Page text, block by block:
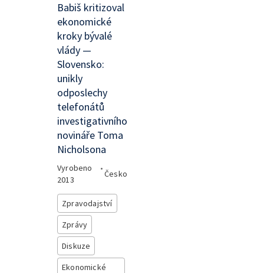
Babiš kritizoval
ekonomické
kroky bývalé
vlády —
Slovensko:
unikly
odposlechy
telefonátů
investigativního
novináře Toma
Nicholsona
Vyrobeno
2013
•
Česko
Zpravodajství
Zprávy
Diskuze
Ekonomické